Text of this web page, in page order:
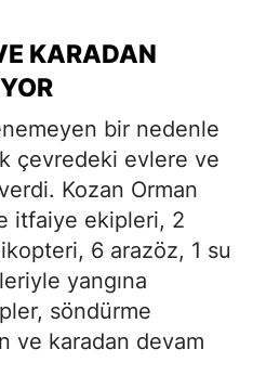
KARADAN
bir nedenle
çevredeki evlere ve
Kozan Orman
itfaiye ekipleri, 2
6 arazöz, 1 su
yangına
söndürme
ve karadan devam